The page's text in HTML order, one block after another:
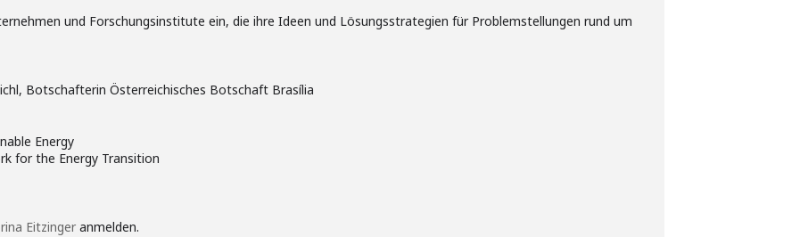
und Forschungsinstitute ein, die ihre Ideen und Lösungsstrategien für Problemstellungen rund um
Botschafterin Österreichisches Botschaft Brasília
Energy
for the Energy Transition
Eitzinger anmelden.